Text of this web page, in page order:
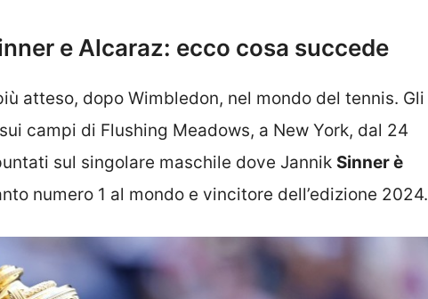
e Alcaraz: ecco cosa succede
atteso, dopo Wimbledon, nel mondo del tennis. Gli
campi di Flushing Meadows, a New York, dal 24
sul singolare maschile dove Jannik Sinner è
numero 1 al mondo e vincitore dell’edizione 2024.